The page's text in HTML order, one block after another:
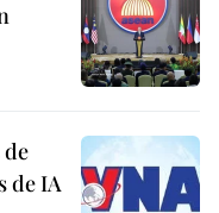
de IA